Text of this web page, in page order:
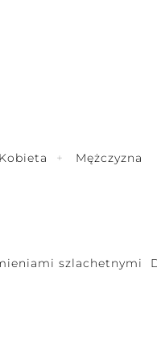
Kobieta Mężczyzna
szlachetnymi